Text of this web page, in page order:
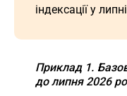
індексації у
Приклад 1.
до липня 2026